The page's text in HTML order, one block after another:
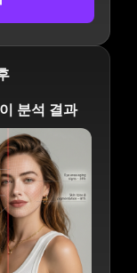
분석 결과
가리키는
고, 그 옆
백분율 점
세요. 예를